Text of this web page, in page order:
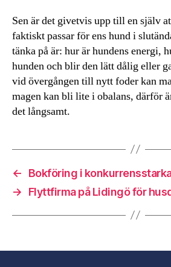
Sen är det givetvis upp till en själv
faktiskt passar för ens hund i
tänka på är: hur är hundens energi,
hunden och blir den lätt dålig eller
vid övergången till nytt foder kan
magen kan bli lite i obalans, därför
det långsamt.
←
Bokföring i
→
Flyttfirma på Lidingö för